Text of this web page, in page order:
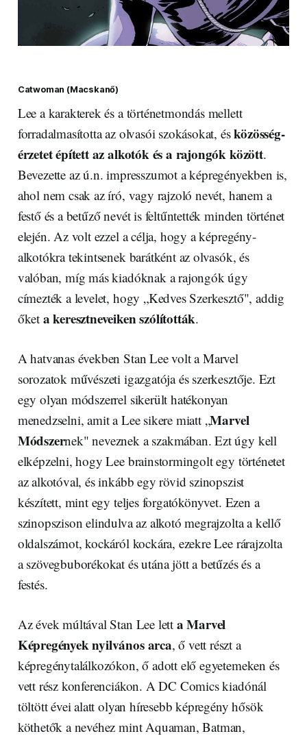
Catwoman (Macskanő)
Lee a karakterek és a történetmondás mellett
forradalmasította az olvasói szokásokat, ésközösség-
érzetet épített az alkotók és a rajongók között.
Bevezette az ú.n. impresszumot a képregényekben is,
ahol nem csak az író, vagy rajzoló nevét, hanem a
festő és a betűző nevét is feltűntették minden történet
elején. Az volt ezzel a célja, hogy a képregény-
alkotókra tekintsenek barátként az olvasók, és
valóban, míg más kiadóknak a rajongók úgy
címezték a levelet, hogy „Kedves Szerkesztő", addig
őket a keresztneveiken szólították.
A hatvanas években Stan Lee volt a Marvel
sorozatok művészeti igazgatója és szerkesztője. Ezt
egy olyan módszerrel sikerült hatékonyan
menedzselni, amit a Lee sikere miatt „Marvel
Módszernek" neveznek a szakmában. Ezt úgy kell
elképzelni, hogy Lee brainstormingolt egy történetet
az alkotóval, és inkább egy rövid szinopszist
készített, mint egy teljes forgatókönyvet. Ezen a
szinopszison elindulva az alkotó megrajzolta a kellő
oldalszámot, kockáról kockára, ezekre Lee rárajzolta
a szövegbuborékokat és utána jött a betűzés és a
festés.
Az évek múltával Stan Lee lett a Marvel
Képregények nyilvános arca, ő vett részt a
képregénytalálkozókon, ő adott elő egyetemeken és
vett rész konferenciákon. A DC Comics kiadónál
töltött évei alatt olyan híresebb képregény hősök
köthetők a nevéhez mint Aquaman, Batman,